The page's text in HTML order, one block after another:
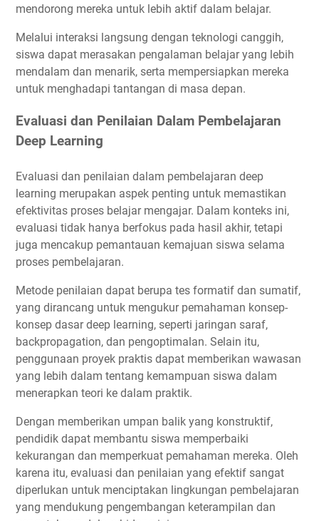
mendorong mereka untuk lebih aktif dalam belajar.
Melalui interaksi langsung dengan teknologi canggih,
siswa dapat merasakan pengalaman belajar yang lebih
mendalam dan menarik, serta mempersiapkan mereka
untuk menghadapi tantangan di masa depan.
Evaluasi dan Penilaian Dalam Pembelajaran
Deep Learning
Evaluasi dan penilaian dalam pembelajaran deep
learning merupakan aspek penting untuk memastikan
efektivitas proses belajar mengajar. Dalam konteks ini,
evaluasi tidak hanya berfokus pada hasil akhir, tetapi
juga mencakup pemantauan kemajuan siswa selama
proses pembelajaran.
Metode penilaian dapat berupa tes formatif dan sumatif,
yang dirancang untuk mengukur pemahaman konsep-
konsep dasar deep learning, seperti jaringan saraf,
backpropagation, dan pengoptimalan. Selain itu,
penggunaan proyek praktis dapat memberikan wawasan
yang lebih dalam tentang kemampuan siswa dalam
menerapkan teori ke dalam praktik.
Dengan memberikan umpan balik yang konstruktif,
pendidik dapat membantu siswa memperbaiki
kekurangan dan memperkuat pemahaman mereka. Oleh
karena itu, evaluasi dan penilaian yang efektif sangat
diperlukan untuk menciptakan lingkungan pembelajaran
yang mendukung pengembangan keterampilan dan